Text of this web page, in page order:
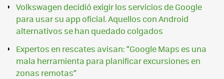
Volkswagen decidió exigir los servicios de Google
para usar su app oficial. Aquellos con Android
alternativos se han quedado colgados
Expertos en rescates avisan: “Google Maps es una
mala herramienta para planificar excursiones en
zonas remotas”